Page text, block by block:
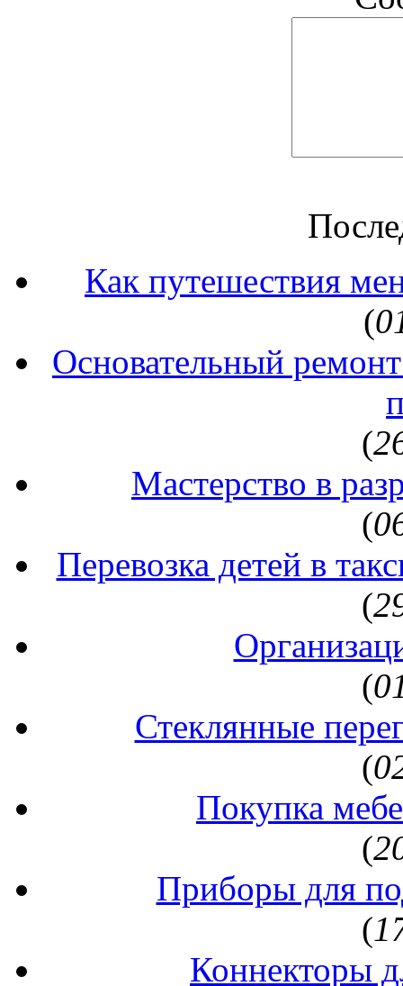
Как путешествия
(
Основательный
(
Мастерство в
(
Перевозка детей в
(
(
Стеклянные
(
Покупка
(
Приборы для
(
Коннекторы